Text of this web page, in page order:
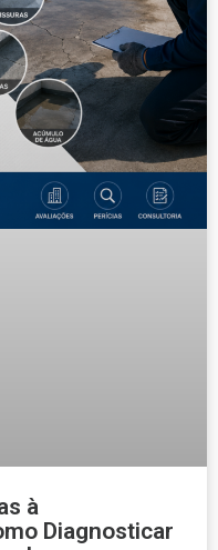
à
Diagnosticar